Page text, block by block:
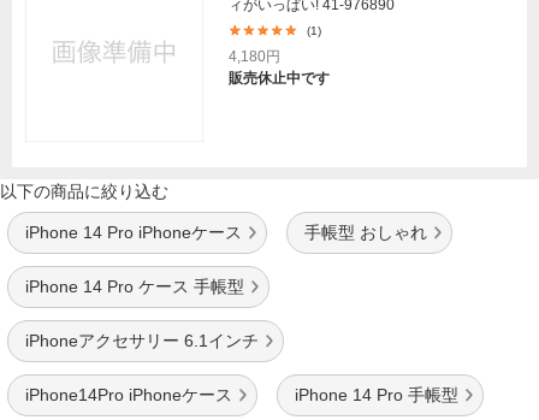
ィがいっぱい! 41-976890
(1)
4,180円
販売休止中です
以下の商品に絞り込む
iPhone 14 Pro iPhoneケース 手帳型 おしゃれ
iPhone 14 Pro ケース 手帳型
iPhoneアクセサリー 6.1インチ
iPhone14Pro iPhoneケース iPhone 14 Pro 手帳型